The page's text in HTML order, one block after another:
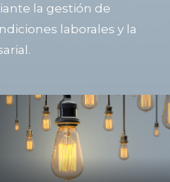
la gestión de
laborales y la